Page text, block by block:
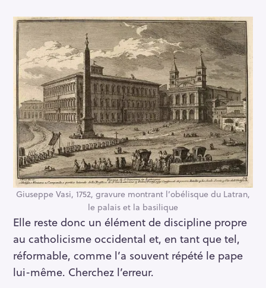
Giuseppe Vasi, 1752, gravure montrant l’obélisque du Latran,
le palais et la basilique
Elle reste donc un élément de discipline propre
au catholicisme occidental et, en tant que tel,
réformable, comme l’a souvent répété le pape
lui-même. Cherchez l’erreur.